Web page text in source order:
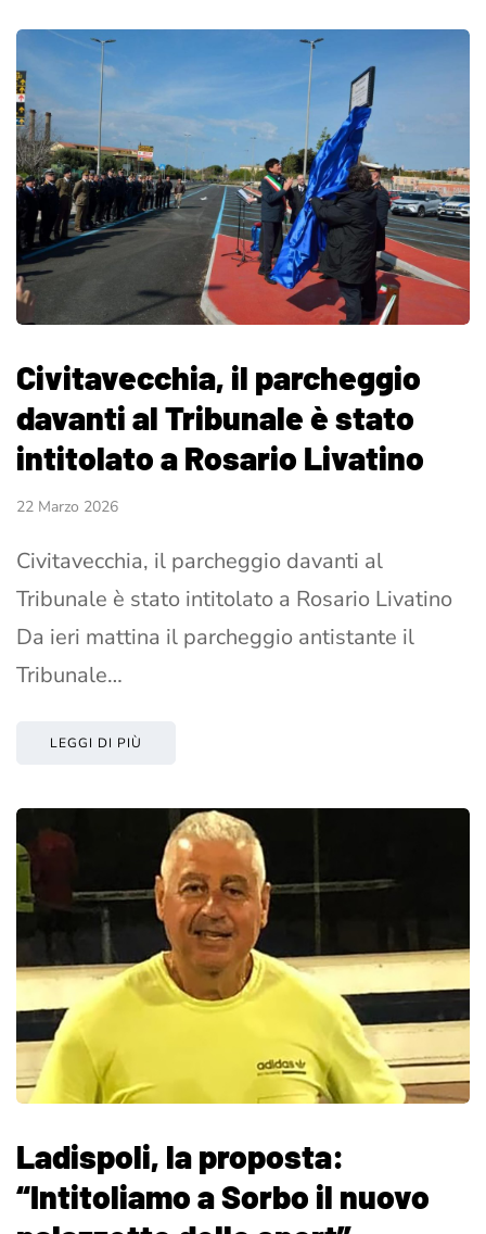
Civitavecchia, il parcheggio
davanti al Tribunale è stato
intitolato a Rosario Livatino
22 Marzo 2026
Civitavecchia, il parcheggio davanti al
Tribunale è stato intitolato a Rosario Livatino
Da ieri mattina il parcheggio antistante il
Tribunale…
LEGGI DI PIÙ
Ladispoli, la proposta:
“Intitoliamo a Sorbo il nuovo